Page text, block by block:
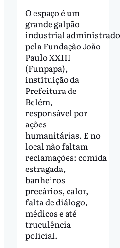
O espaço é um
grande galpão
industrial administrado
pela Fundação João
Paulo XXIII
(Funpapa),
instituição da
Prefeitura de
Belém,
responsável por
ações
humanitárias. E no
local não faltam
reclamações: comida
estragada,
banheiros
precários, calor,
falta de diálogo,
médicos e até
truculência
policial.